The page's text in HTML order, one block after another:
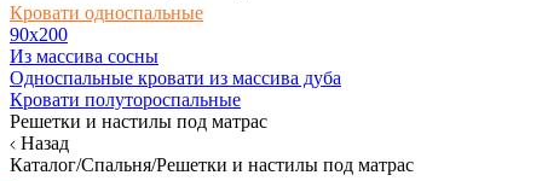
Кровати односпальные
90х200
Из массива сосны
Односпальные кровати из массива дуба
Кровати полутороспальные
Решетки и настилы под матрас
Назад
Каталог/Спальня/Решетки и настилы под матрас